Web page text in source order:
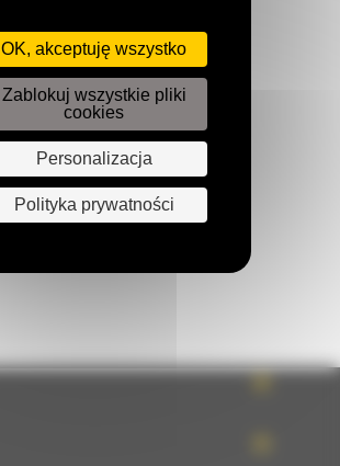
Zadzwoń do nas
122 100 122
Napisz do nas
WYŚLIJ WIADOMOŚĆ
OK, akceptuję wszystko
Zablokuj wszystkie pliki
cookies
Personalizacja
Polityka prywatności